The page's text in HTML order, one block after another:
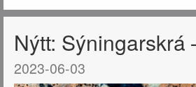
Nýtt: Sýningarskrá
2023-06-03